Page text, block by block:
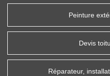
Peinture
Devis
Réparateur,